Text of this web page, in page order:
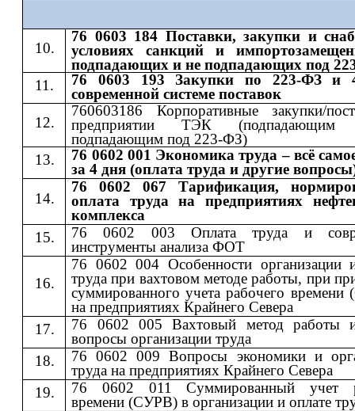
76 0603 184 Поставки, закупки и
условиях санкций и
подпадающих и не подпадающих под
76 0603 193 Закупки по 223-ФЗ и
современной системе поставок
760603186 Корпоративные закупки/
предприятии ТЭК
подпадающим под 223-ФЗ)
76 0602 001 Экономика труда – всё
за 4 дня (оплата труда и другие
76 0602 067 Тарификация,
оплата труда на предприятиях
комплекса
76 0602 003 Оплата труда и
инструменты анализа ФОТ
76 0602 004 Особенности организации
труда при вахтовом методе работы, при
суммированного учета рабочего
на предприятиях Крайнего Севера
76 0602 005 Вахтовый метод работы
вопросы организации труда
76 0602 009 Вопросы экономики и
труда на предприятиях Крайнего Севера
76 0602 011 Суммированный учет
времени (СУРВ) в организации и оплате